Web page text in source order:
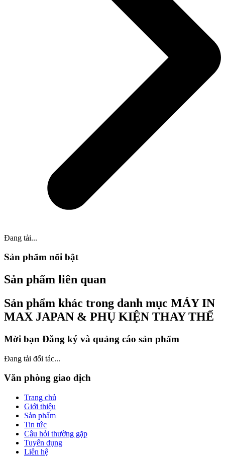
Đang tải...
Sản phẩm nổi bật
Sản phẩm liên quan
Sản phẩm khác trong danh mục MÁY IN
MAX JAPAN & PHỤ KIỆN THAY THẾ
Mời bạn Đăng ký và quảng cáo sản phẩm
Đang tải đối tác...
Văn phòng giao dịch
Trang chủ
Giới thiệu
Sản phẩm
Tin tức
Câu hỏi thường gặp
Tuyển dụng
Liên hệ